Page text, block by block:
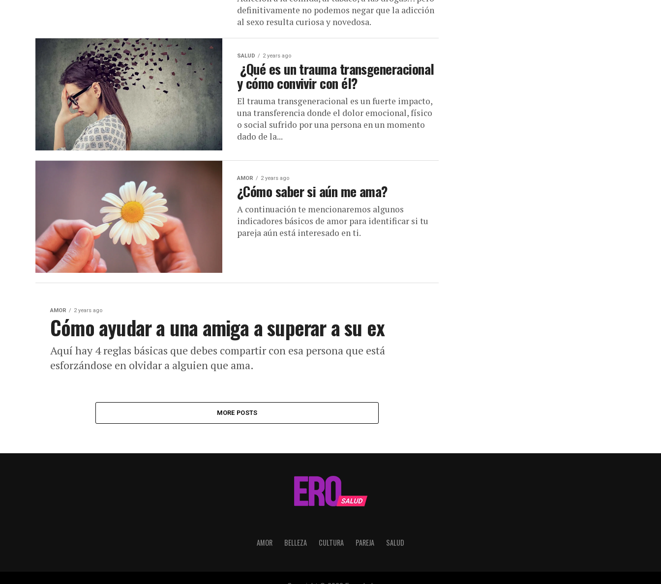
definitivamente no podemos negar que la adicción
al sexo resulta curiosa y novedosa.
SALUD 2 years ago
¿Qué es un trauma transgeneracional
y cómo convivir con él?
El trauma transgeneracional es un fuerte impacto,
una transferencia donde el dolor emocional, físico
o social sufrido por una persona en un momento
dado de la...
AMOR 2 years ago
¿Cómo saber si aún me ama?
A continuación te mencionaremos algunos
indicadores básicos de amor para identificar si tu
pareja aún está interesado en ti.
AMOR 2 years ago
Cómo ayudar a una amiga a superar a su ex
Aquí hay 4 reglas básicas que debes compartir con esa persona que está
esforzándose en olvidar a alguien que ama.
MORE POSTS
AMOR BELLEZA CULTURA PAREJA SALUD